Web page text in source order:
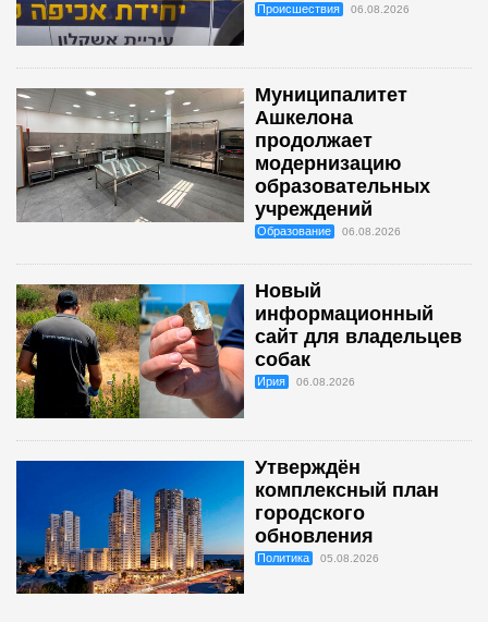
Происшествия 06.08.2026
Муниципалитет
Ашкелона
продолжает
модернизацию
образовательных
учреждений
Образование 06.08.2026
Новый
информационный
сайт для владельцев
собак
Ирия 06.08.2026
Утверждён
комплексный план
городского
обновления
Политика 05.08.2026